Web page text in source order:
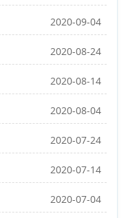
2020-09-04
2020-08-24
2020-08-14
2020-08-04
2020-07-24
2020-07-14
2020-07-04